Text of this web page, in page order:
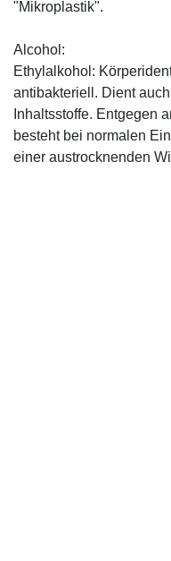
"Mikroplastik".
Alcohol:
Ethylalkohol:
antibakteriell. Dient
Inhaltsstoffe. Entgegen
besteht bei normalen
einer austrocknenden